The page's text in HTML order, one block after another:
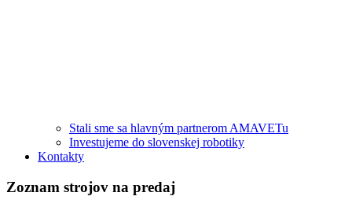
Stali sme sa hlavným partnerom AMAVETu
Investujeme do slovenskej robotiky
Kontakty
Zoznam strojov na predaj